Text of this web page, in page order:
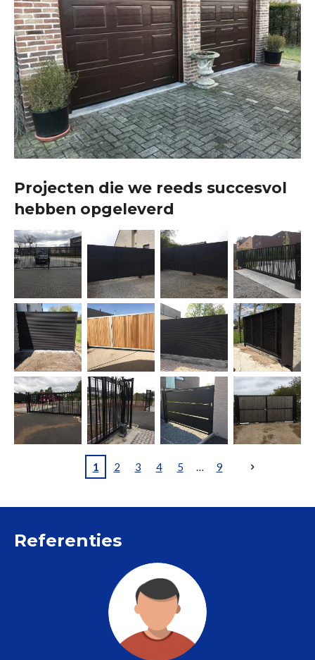
Projecten die we reeds succesvol
hebben opgeleverd
1 2 3 4 5 9
Referenties